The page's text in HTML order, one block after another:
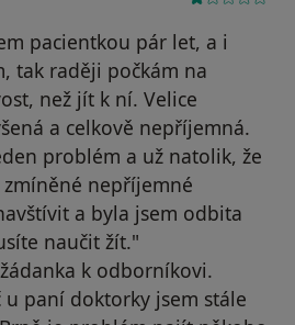
pacientkou pár let, a i
tak raději počkám na
než jít k ní. Velice
a celkově nepříjemná.
problém a už natolik, že
zmíněné nepříjemné
a byla jsem odbita
naučit žít."
k odborníkovi.
u paní doktorky jsem stále